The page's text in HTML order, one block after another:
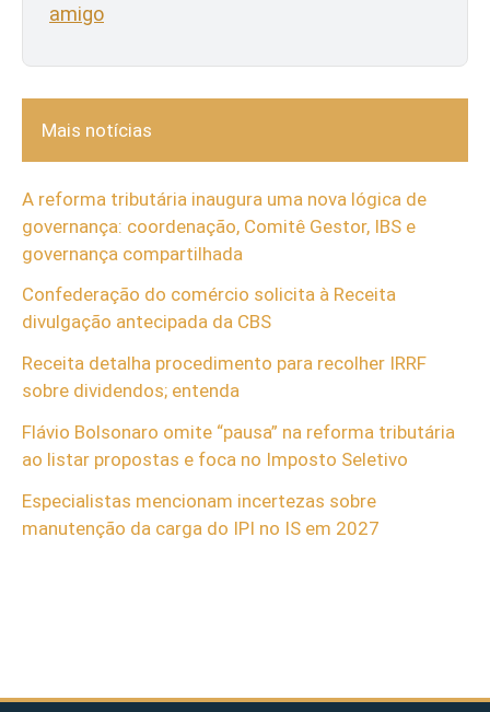
amigo
Mais notícias
A reforma tributária inaugura uma nova lógica de
governança: coordenação, Comitê Gestor, IBS e
governança compartilhada
Confederação do comércio solicita à Receita
divulgação antecipada da CBS
Receita detalha procedimento para recolher IRRF
sobre dividendos; entenda
Flávio Bolsonaro omite “pausa” na reforma tributária
ao listar propostas e foca no Imposto Seletivo
Especialistas mencionam incertezas sobre
manutenção da carga do IPI no IS em 2027